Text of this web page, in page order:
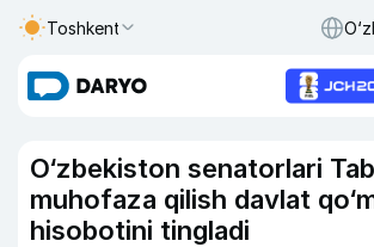
Toshkent
O‘zbekiston senatorlari
muhofaza qilish davlat
hisobotini tingladi